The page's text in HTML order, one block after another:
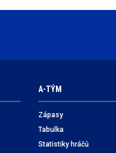
A-TÝM
Zápasy
Tabulka
Statistiky hráčů